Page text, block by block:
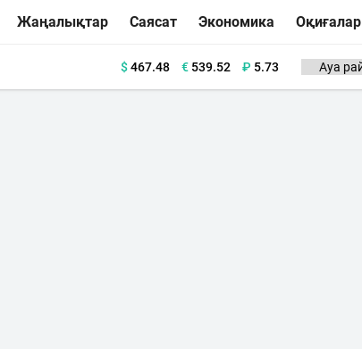
Жаңалықтар Саясат Экономика Оқиғалар
$467.48 €539.52 ₽ 5.73